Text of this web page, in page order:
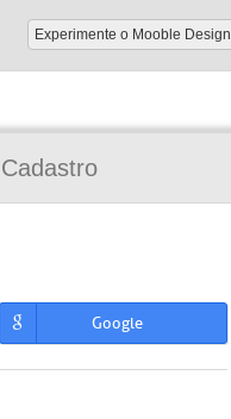
Experimente o Mooble Design
Cadastro
Google